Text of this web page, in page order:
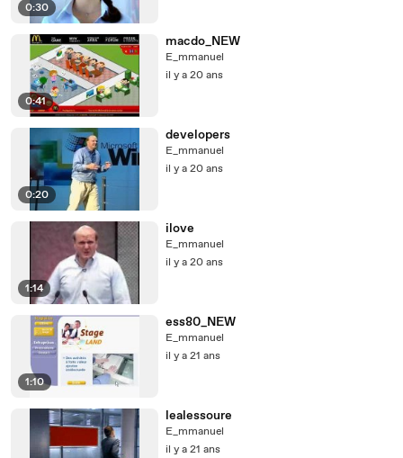
0:30
0:41
macdo_NEW
E_mmanuel
il y a 20 ans
0:20
developers
E_mmanuel
il y a 20 ans
1:14
ilove
E_mmanuel
il y a 20 ans
1:10
ess80_NEW
E_mmanuel
il y a 21 ans
lealessoure
E_mmanuel
il y a 21 ans